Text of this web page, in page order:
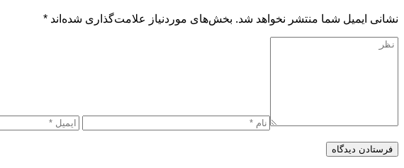
نشانی ایمیل شما منتشر نخواهد شد. بخش‌های موردنیاز علامت‌گذاری شده‌اند *